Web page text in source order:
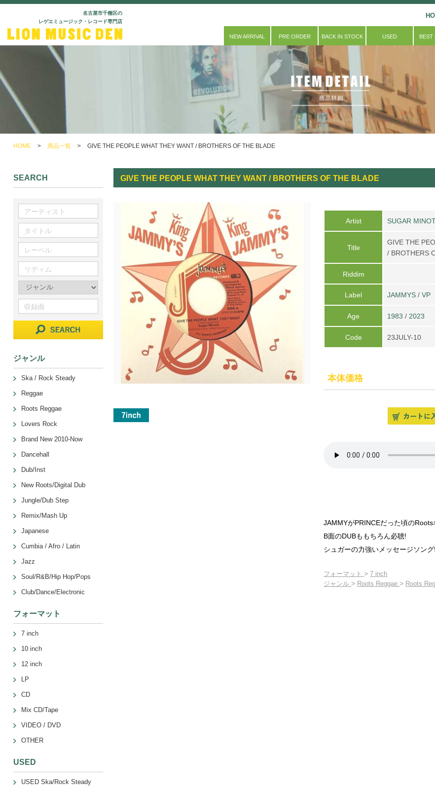
名古屋市千種区の
レゲエミュージック・レコード専門店
NEW ARRIVAL PRE ORDER BACK IN STOCK USED BEST
HOME > 商品一覧 > GIVE THE PEOPLE WHAT THEY WANT / BROTHERS OF THE BLADE
GIVE THE PEOPLE WHAT THEY WANT / BROTHERS OF THE BLADE
Artist SUGAR
Title
GIVE THE
/ BROTHERS
Riddim
Label JAMMYS /VP
Age 1983 / 2023
Code 23JULY-10
本体価格
JAMMYがPRINCEだった頃のRoots
B面のDUBももちろん必聴!
シュガーの力強いメッセージソング!
フォーマット>7 inch
ジャンル> Roots Reggae> Roots
SEARCH
ジャンル
Ska / Rock Steady
Reggae
Roots Reggae
Lovers Rock
Brand New 2010-Now
Dancehall
Dub/Inst
New Roots/Digital Dub
Jungle/Dub Step
Remix/Mash Up
Japanese
Cumbia / Afro / Latin
Jazz
Soul/R&B/Hip Hop/Pops
Club/Dance/Electronic
フォーマット
7 inch
10 inch
12 inch
LP
CD
Mix CD/Tape
VIDEO / DVD
OTHER
USED
USED Ska/Rock Steady